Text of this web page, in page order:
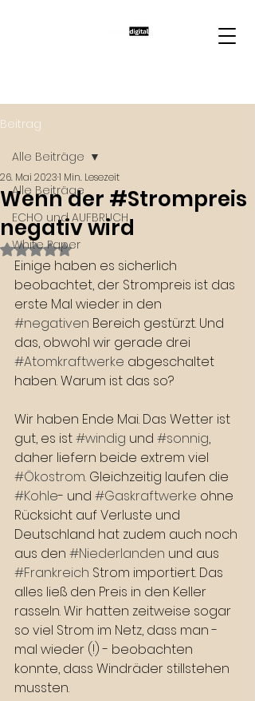
Beitrag
Alle Beiträge
ECHO und AUFBRUCH
White Paper
Alle Beiträge
Wenn der #Strompreis
negativ wird
26. Mai 20231 Min. Lesezeit
Mit NaN von 5 Sternen bewertet.
Einige haben es sicherlich
beobachtet, der Strompreis ist das
erste Mal wieder in den
#negativen Bereich gestürzt. Und
das, obwohl wir gerade drei
#Atomkraftwerke abgeschaltet
haben. Warum ist das so?
Wir haben Ende Mai. Das Wetter ist
gut, es ist #windig und #sonnig,
daher liefern beide extrem viel
#Ökostrom. Gleichzeitig laufen die
#Kohle- und #Gaskraftwerke ohne
Rücksicht auf Verluste und
Deutschland hat zudem auch noch
aus den #Niederlanden und aus
#Frankreich Strom importiert. Das
alles ließ den Preis in den Keller
rasseln. Wir hatten zeitweise sogar
so viel Strom im Netz, dass man -
mal wieder (!) - beobachten
konnte, dass Windräder stillstehen
mussten.